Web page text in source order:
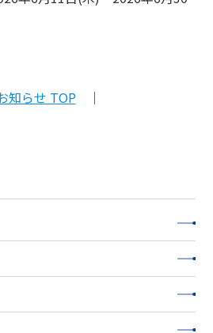
知らせ TOP ｜